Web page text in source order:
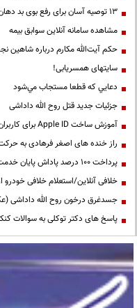
13 توصیه آسان برای رفع بوی بد دهان
مشاهده سامانه آنلاين سوابق بیمه
حكم آيت‌الله مكارم درباره شاهين
سایتهای همسریابی!
دعايي كه قطعا مستجاب مي‌شود
جزئیات جدید قتل روح الله داداشی
آموزش ساخت Apple ID برای کاربران ایرانی
راز خنده های اصغر فرهادی به
پرداخت ۱۰۰ درصد پاداش پایان خدمت فرهنگیان
خلافی آنلاین/استعلام خلافی خودرو
جسدغرق درخون روح الله داداشی
پاسخ های دکتر توکلی به سوالات